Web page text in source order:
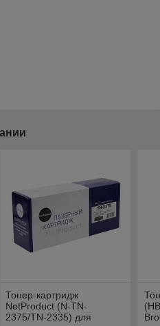
Тонер-картридж
NetProduct (N-TN-
2375/TN-2335) для